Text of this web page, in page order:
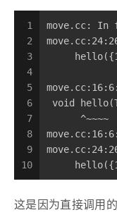
1
2
3
4
5
6
7
8
9
10
move.cc:
void
      ^~~~~
这是因为直接调用